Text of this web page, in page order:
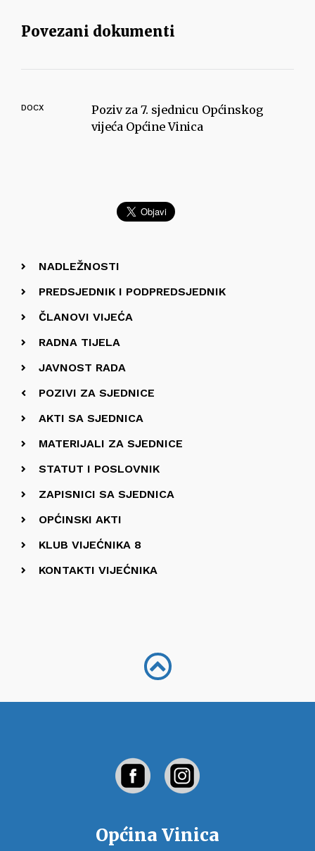
Povezani dokumenti
DOCX
Poziv za 7. sjednicu Općinskog
vijeća Općine Vinica
NADLEŽNOSTI
PREDSJEDNIK I PODPREDSJEDNIK
ČLANOVI VIJEĆA
RADNA TIJELA
JAVNOST RADA
POZIVI ZA SJEDNICE
AKTI SA SJEDNICA
MATERIJALI ZA SJEDNICE
STATUT I POSLOVNIK
ZAPISNICI SA SJEDNICA
OPĆINSKI AKTI
KLUB VIJEĆNIKA 8
KONTAKTI VIJEĆNIKA
Općina Vinica